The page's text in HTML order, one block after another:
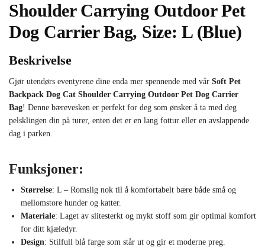
Shoulder Carrying Outdoor Pet
Dog Carrier Bag, Size: L (Blue)
Beskrivelse
Gjør utendørs eventyrene dine enda mer spennende med vår Soft Pet
Backpack Dog Cat Shoulder Carrying Outdoor Pet Dog Carrier
Bag! Denne bærevesken er perfekt for deg som ønsker å ta med deg
pelsklingen din på turer, enten det er en lang fottur eller en avslappende
dag i parken.
Funksjoner:
Størrelse: L – Romslig nok til å komfortabelt bære både små og
mellomstore hunder og katter.
Materiale: Laget av slitesterkt og mykt stoff som gir optimal komfort
for ditt kjæledyr.
Design: Stilfull blå farge som står ut og gir et moderne preg.